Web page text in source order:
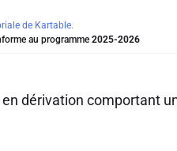
de Kartable.
au programme 2025-2026
dérivation comportant